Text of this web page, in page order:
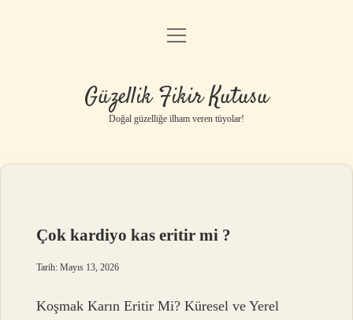
Anasayfa
Yasal Uyarı
menüyü
Güzellik Fikir Kutusu
Doğal güzelliğe ilham veren tüyolar!
Çok kardiyo kas eritir mi ?
Tarih: Mayıs 13, 2026
Koşmak Karın Eritir Mi? Küresel ve Yerel